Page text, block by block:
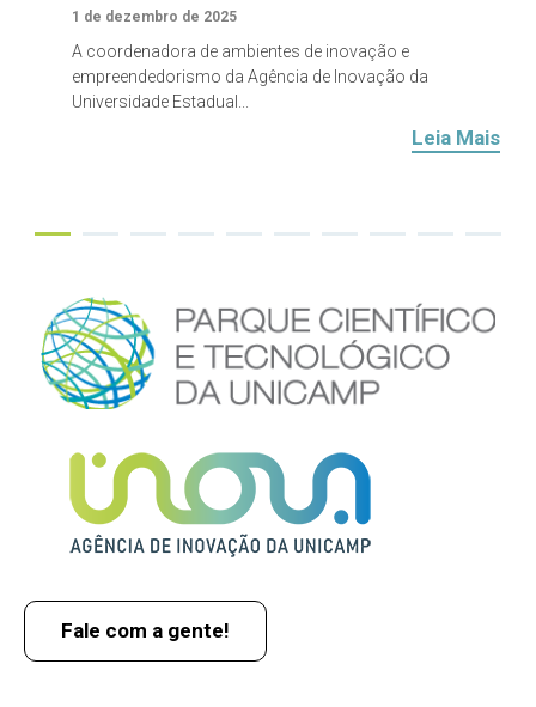
1 de dezembro de 2025
A coordenadora de ambientes de inovação e
empreendedorismo da Agência de Inovação da
Universidade Estadual...
Leia Mais
Fale com a gente!